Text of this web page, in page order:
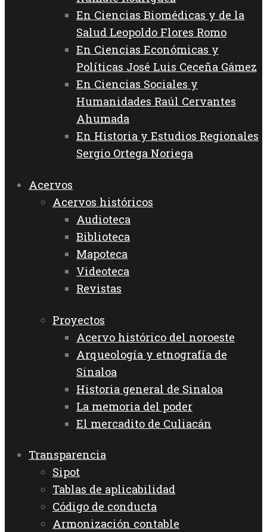
En Ciencias Biomédicas y de la
Salud Leopoldo Flores Romo
En Ciencias Económicas y
Políticas José Luis Ceceña Gámez
En Ciencias Sociales y
Humanidades Raúl Cervantes
Ahumada
En Historia y Estudios Regionales
Sergio Ortega Noriega
Acervos
Acervos históricos
Audioteca
Biblioteca
Mapoteca
Videoteca
Revistas
Proyectos
Acervo histórico del noroeste
Arqueología y etnografía de
Sinaloa
Historia general de Sinaloa
La memoria del poder
El mercadito de Culiacán
Transparencia
Sipot
Tablas de aplicabilidad
Código de conducta
Armonización contable